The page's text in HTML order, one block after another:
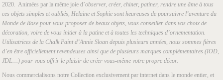
2020. Animées par la même joie d’observer, créer, chiner, patiner, rendre une âme à tous
ces objets simples et oubliés, Helaine et Sophie sont heureuses de poursuivre l’aventure du
Monde de Rose pour vous proposer de beaux objets, vous conseiller dans vos choix de
décoration, voire de vous initier à la patine et à toutes les techniques d’ornementation.
Utilisatrices de la Chalk Paint d’Annie Sloan depuis plusieurs années, nous sommes fières
d’en être officiellement revendeuses ainsi que de plusieurs marques complémentaires (IOD,
JDL…) pour vous offrir le plaisir de créer vous-même votre propre décor.
Nous commercialisons notre Collection exclusivement par internet dans le monde entier, et